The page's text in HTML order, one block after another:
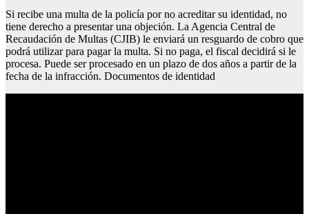
Si recibe una multa de la policía por no acreditar su identidad, no
tiene derecho a presentar una objeción. La Agencia Central de
Recaudación de Multas (CJIB) le enviará un resguardo de cobro que
podrá utilizar para pagar la multa. Si no paga, el fiscal decidirá si le
procesa. Puede ser procesado en un plazo de dos años a partir de la
fecha de la infracción. Documentos de identidad